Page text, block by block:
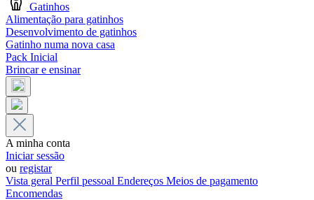
Gatinhos
Alimentação para gatinhos
Desenvolvimento de gatinhos
Gatinho numa nova casa
Pack Inicial
Brincar e ensinar
A minha conta
Iniciar sessão
ou registar
Vista geral Perfil pessoal Endereços Meios de pagamento
Encomendas